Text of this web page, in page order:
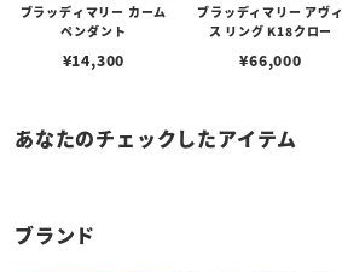
ブラッディマリー カーム
ペンダント
¥14,300
ブラッディマリー アヴィ
ス リング K18クロー
¥66,000
あなたのチェックしたアイテム
ブランド